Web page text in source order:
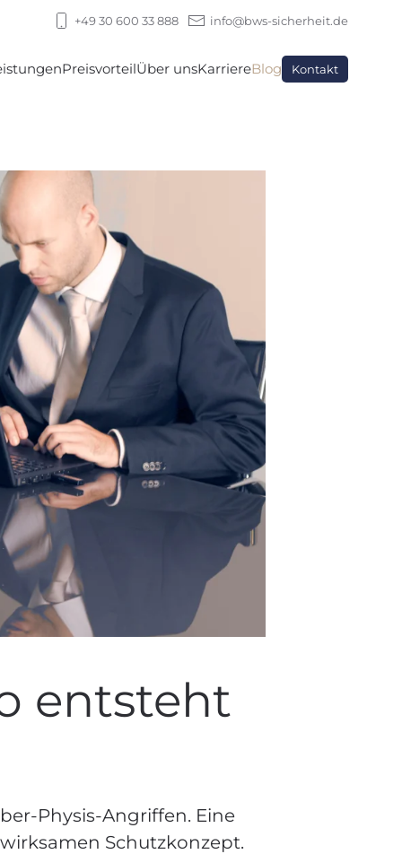
+49 30 600 33 888 info@bws-sicherheit.de
PreisvorteilÜber unsKarriereBlog Kontakt
entsteht
Physis-Angriffen. Eine
Schutzkonzept.